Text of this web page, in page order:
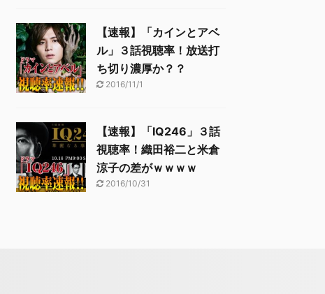
【速報】「カインとアベ
ル」３話視聴率！放送打
ち切り濃厚か？？
2016/11/1
【速報】「IQ246」３話
視聴率！織田裕二と米倉
涼子の差がｗｗｗｗ
2016/10/31